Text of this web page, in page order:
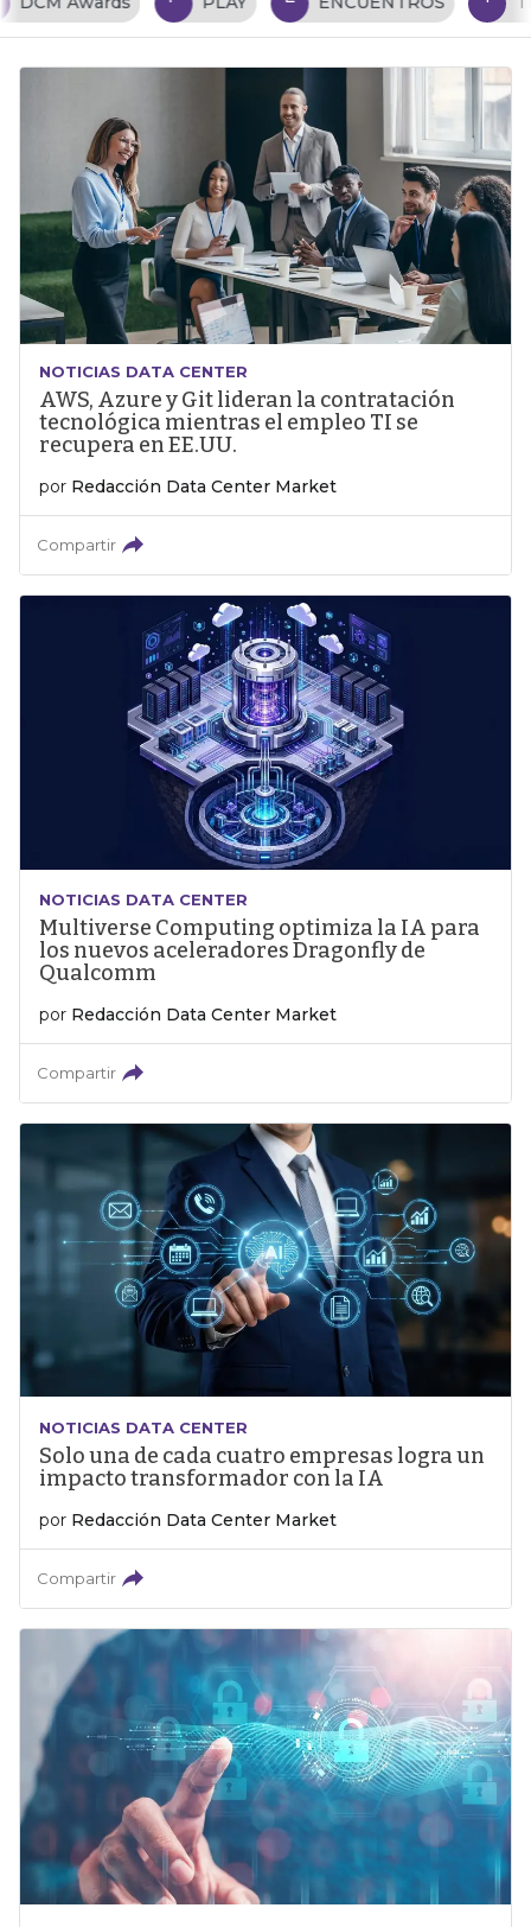
NOTICIAS DATA CENTER
AWS, Azure y Git lideran la contratación
tecnológica mientras el empleo TI se
recupera en EE.UU.
por Redacción Data Center Market
Compartir
NOTICIAS DATA CENTER
Multiverse Computing optimiza la IA para
los nuevos aceleradores Dragonfly de
Qualcomm
por Redacción Data Center Market
Compartir
NOTICIAS DATA CENTER
Solo una de cada cuatro empresas logra un
impacto transformador con la IA
por Redacción Data Center Market
Compartir